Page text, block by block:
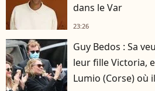
dans le Var
23:26
Guy Bedos : Sa
leur fille Victoria,
Lumio (Corse) où